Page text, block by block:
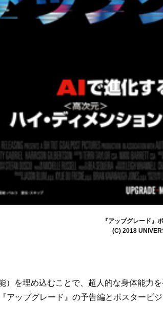
『アップグレード』
(C) 2018
）を埋め込むことで、超人的な身体能力
アップグレード』の予告編とポスタービ